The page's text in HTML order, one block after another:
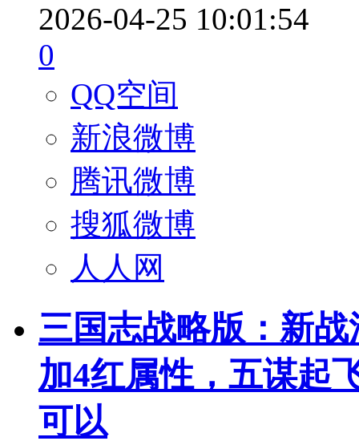
2026-04-25 10:01:54
0
QQ空间
新浪微博
腾讯微博
搜狐微博
人人网
三国志战略版：新
加4红属性，五谋起
可以